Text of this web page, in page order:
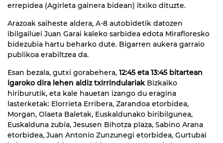
errepidea (Agirleta gainera bidean) itxiko dituzte.
Arazoak saiheste aldera, A-8 autobidetik datozen
ibilgailuei Juan Garai kaleko sarbidea edota Mirafloresko
bidezubia hartu beharko dute. Bigarren aukera garraio
publikoa erabiltzea da.
Esan bezala, gutxi gorabehera, 12:45 eta 13:45 bitartean
igaroko dira lehen aldiz txirrindulariakBizkaiko
hiriburutik, eta kale hauetan izango du eragina
lasterketak: Elorrieta Erribera, Zarandoa etorbidea,
Morgan, Olaeta Baletak, Euskaldunako biribilgunea,
Euskalduna zubia, Jesusen Bihotza plaza, Sabino Arana
etorbidea, Juan Antonio Zunzunegi etorbidea, Gurtubai